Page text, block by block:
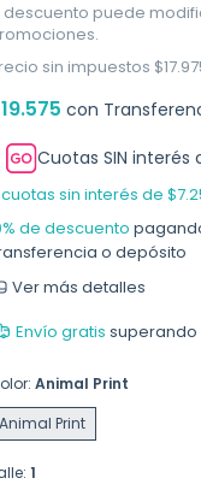
descuento puede
sin impuestos
con
Cuotas SIN interés
cuotas sin interés de
de descuento
o depósito
Ver más detalles
Envío gratis superando
Animal Print
Animal Print
1